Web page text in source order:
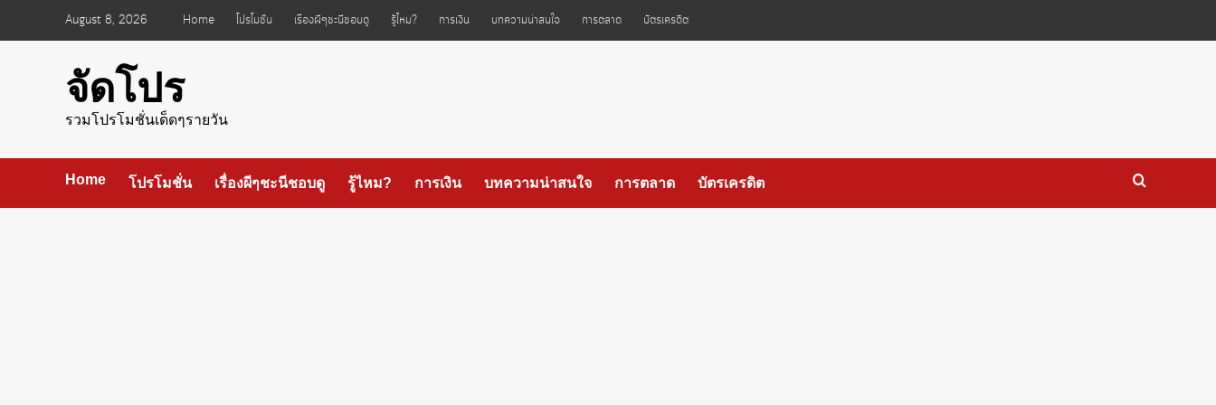
August 8, 2026 Home โปรโมชั่น เรื่องผีๆชะนีชอบดู รู้ไหม? การเงิน บทความน่าสนใจ การตลาด บัตรเครดิต
จัดโปร
รวมโปรโมชั่นเด็ดๆรายวัน
Home โปรโมชั่น เรื่องผีๆชะนีชอบดู รู้ไหม? การเงิน บทความน่าสนใจ การตลาด บัตรเครดิต